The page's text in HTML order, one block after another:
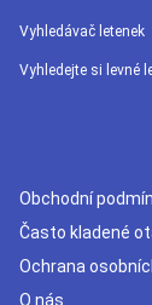
Vyhledávač letenek
Vyhledejte si levné
Obchodní
Často kladené
Ochrana
O nás